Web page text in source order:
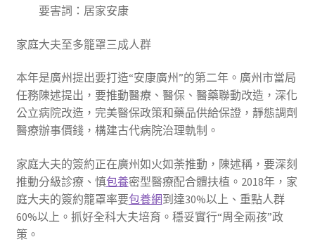
要害詞：居家安康
家庭大夫至多籠罩三成人群
本年是廣州提出要打造“安康廣州”的第二年。廣州市當局
任務陳述提出，要推動醫療、醫保、醫藥聯動改造，深化
公立病院改造，完美醫保政策和藥品供給保證，靜態調劑
醫療辦事價錢，構建古代病院治理軌制。
家庭大夫的簽約正在廣州如火如荼推動，陳述稱，要深刻
推動分級診療、慎包養密型醫療配合體扶植。2018年，家
庭大夫的簽約籠罩率要包養網到達30%以上、重點人群
60%以上。抓好全科大夫培育。穩妥實行“周全兩孩”政
策。